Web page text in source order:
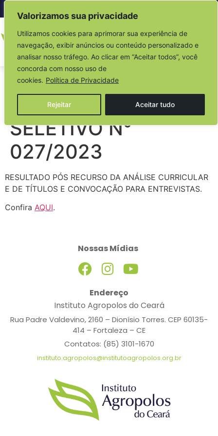
Valorizamos sua privacidade
Utilizamos cookies para aprimorar sua experiência de
navegação, exibir anúncios ou conteúdo personalizado e
analisar nosso tráfego. Ao clicar em “Aceitar todos”, você
concorda com nosso uso de
cookies. Política de Privacidade
Rejeitar Aceitar tudo
EDITAL DO
PROCESSO
SELETIVO N°
027/2023
RESULTADO PÓS RECURSO DA ANÁLISE CURRICULAR
E DE TÍTULOS E CONVOCAÇÃO PARA ENTREVISTAS.
Confira AQUI.
Endereço
Instituto Agropolos do Ceará
Rua Padre Valdevino, 2160 – Dionísio Torres. CEP 60135-
414 – Fortaleza – CE
Contatos: (85) 3101-1670
instituto.agropolos@institutoagropolos.org.br
Nossas Mídias